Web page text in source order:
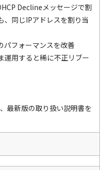
Declineメッセージで割
、同じIPアドレスを割り当
パフォーマンスを改善
運用すると稀に不正リブー
最新版の取り扱い説明書を